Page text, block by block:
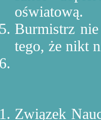
oświatową.
Burmistrz
tego, że nikt
Związek